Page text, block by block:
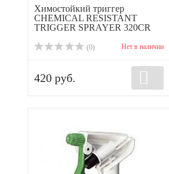
Химостойкий триггер
CHEMICAL RESISTANT
TRIGGER SPRAYER 320CR
(0) Нет в наличии
420 руб.